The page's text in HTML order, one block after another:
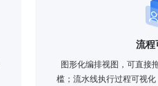
流程
图形化编排视图，可直接
槛；流水线执行过程可视化